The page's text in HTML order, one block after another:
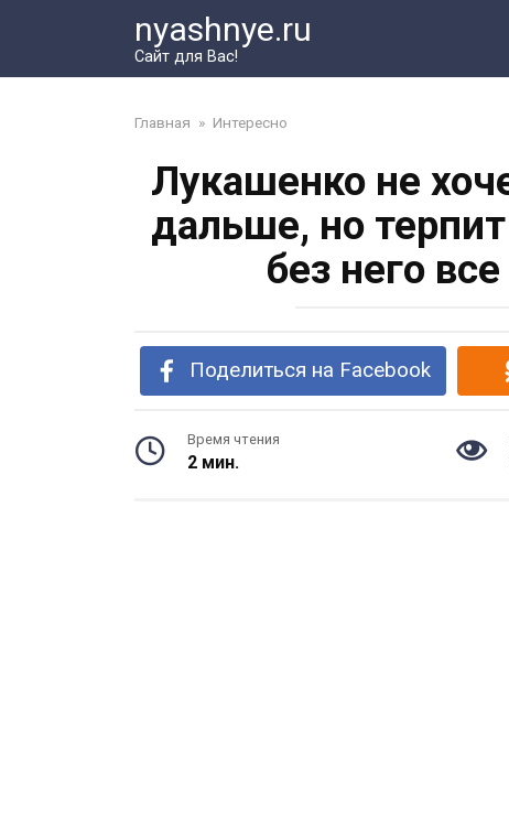
nyashnye.ru
Сайт для Вас!
Главная » Интересно
Лукашенко не
дальше, но
без него
Поделиться на Facebook
Время чтения
2 мин.